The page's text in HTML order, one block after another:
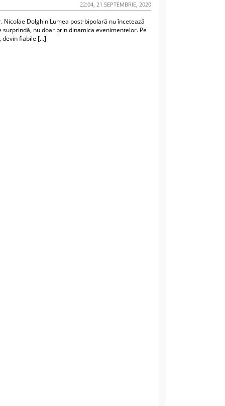
22:04, 21 SEPTEMBRIE, 2020
Nicolae Dolghin Lumea post-bipolară nu încetează
surprindă, nu doar prin dinamica evenimentelor. Pe
devin fiabile […]